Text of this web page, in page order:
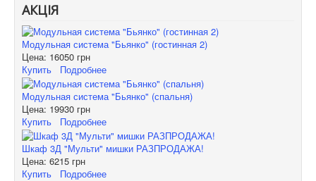
АКЦІЯ
Модульная система "Бьянко" (гостинная 2)
Цена: 16050 грн
Купить
Подробнее
Модульная система "Бьянко" (спальня)
Цена: 19930 грн
Купить
Подробнее
Шкаф 3Д "Мульти" мишки РАЗПРОДАЖА!
Цена: 6215 грн
Купить
Подробнее